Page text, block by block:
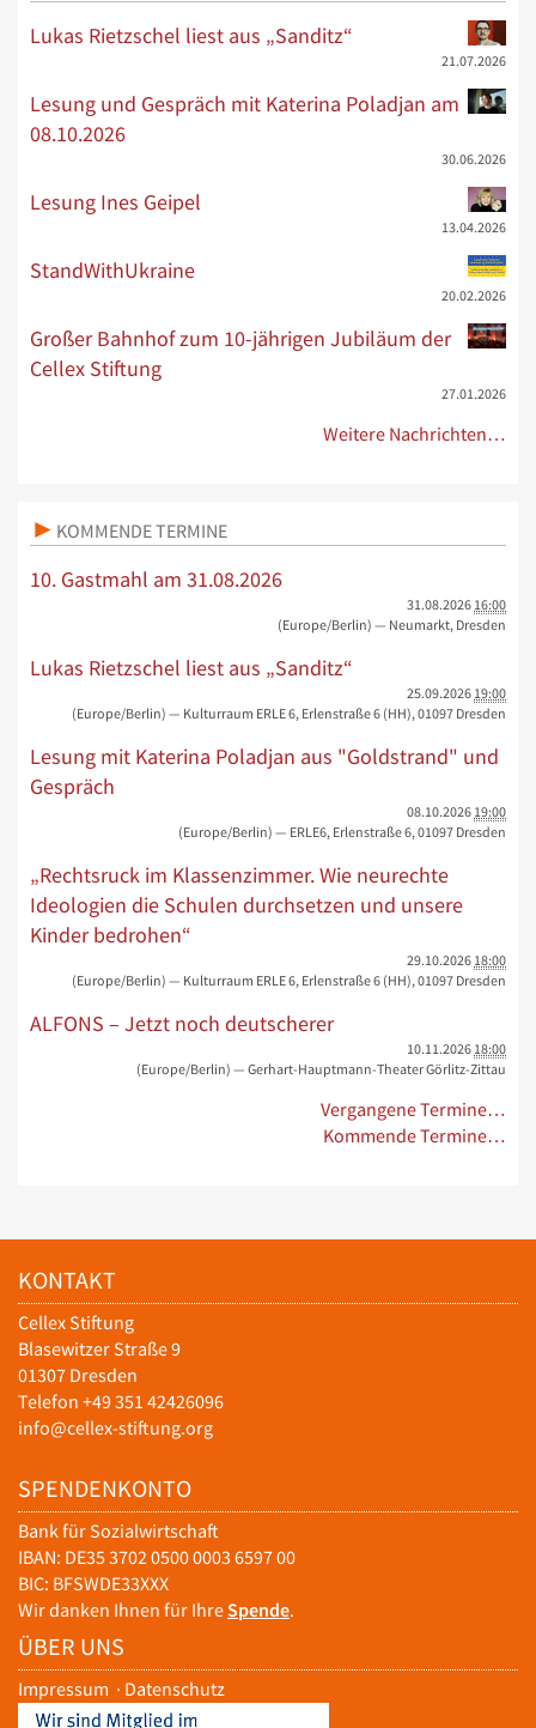
Lukas Rietzschel liest aus „Sanditz“
21.07.2026
Lesung und Gespräch mit Katerina Poladjan am
08.10.2026
30.06.2026
Lesung Ines Geipel
13.04.2026
StandWithUkraine
20.02.2026
Großer Bahnhof zum 10-jährigen Jubiläum der
Cellex Stiftung
27.01.2026
Weitere Nachrichten…
KOMMENDE TERMINE
10. Gastmahl am 31.08.2026
31.08.2026 16:00
(Europe/Berlin) — Neumarkt, Dresden
Lukas Rietzschel liest aus „Sanditz“
25.09.2026 19:00
(Europe/Berlin) — Kulturraum ERLE 6, Erlenstraße 6 (HH), 01097 Dresden
Lesung mit Katerina Poladjan aus "Goldstrand" und
Gespräch
08.10.2026 19:00
(Europe/Berlin) — ERLE6, Erlenstraße 6, 01097 Dresden
„Rechtsruck im Klassenzimmer. Wie neurechte
Ideologien die Schulen durchsetzen und unsere
Kinder bedrohen“
29.10.2026 18:00
(Europe/Berlin) — Kulturraum ERLE 6, Erlenstraße 6 (HH), 01097 Dresden
ALFONS – Jetzt noch deutscherer
10.11.2026 18:00
(Europe/Berlin) — Gerhart-Hauptmann-Theater Görlitz-Zittau
Vergangene Termine…
Kommende Termine…
KONTAKT
Cellex Stiftung
Blasewitzer Straße 9
01307 Dresden
Telefon +49 351 42426096
info@cellex-stiftung.org
SPENDENKONTO
Bank für Sozialwirtschaft
IBAN: DE35 3702 0500 0003 6597 00
BIC: BFSWDE33XXX
Wir danken Ihnen für IhreSpende.
ÜBER UNS
Impressum · Datenschutz